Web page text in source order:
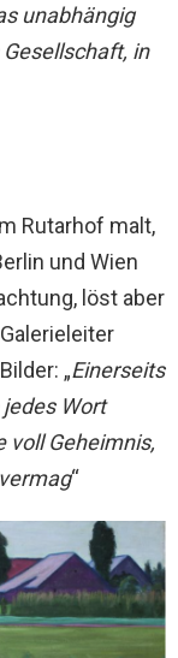
unabhängig
in
Rutarhof malt,
und Wien
löst aber
„Einerseits
Wort
voll Geheimnis,
“